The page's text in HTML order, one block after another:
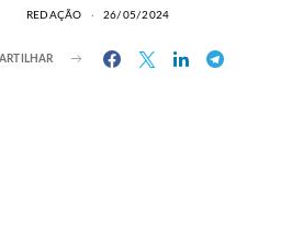
REDAÇÃO 26/05/2024